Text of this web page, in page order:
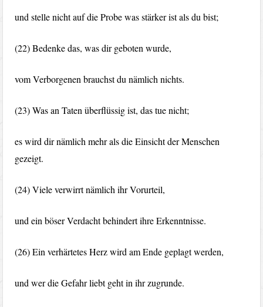
und stelle nicht auf die Probe was stärker ist als du bist;
(22) Bedenke das, was dir geboten wurde,
vom Verborgenen brauchst du nämlich nichts.
(23) Was an Taten überflüssig ist, das tue nicht;
es wird dir nämlich mehr als die Einsicht der Menschen
gezeigt.
(24) Viele verwirrt nämlich ihr Vorurteil,
und ein böser Verdacht behindert ihre Erkenntnisse.
(26) Ein verhärtetes Herz wird am Ende geplagt werden,
und wer die Gefahr liebt geht in ihr zugrunde.